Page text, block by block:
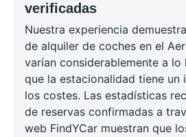
verificadas
Nuestra experiencia
de alquiler de coches en el
varían considerablemente a
que la estacionalidad tiene
los costes. Las estadísticas
de reservas confirmadas a
web FindYCar muestran que